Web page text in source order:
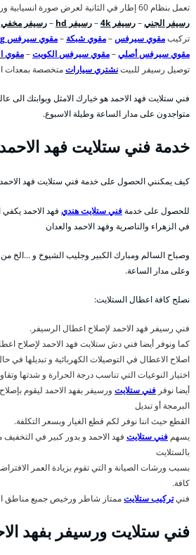
تعمل بنظام 60 إطار في الثانية لعرض صورة انسيابية ورائعة
رسيفر الجني–رسيفر 4k –رسيفر hd –رسيفر مخفي
تركيبمقوي سيرفس–مقوي شبكة –مقوي سيرفس 5g
مقوي سيرفس أصلي–مقوي سيرفس الكويت–مقوي
توصيل رسيفر للبيتنشتري سياراتمتخصصة بمعدات
فني ستلايت فهد الاحمد هو خيارك الامثل وبوابتك الى
متواجدون على مدار الساعة وطيلة الاسبوع.
خدمة فني ستلايت فهد الاحمد
كيف يمكنني الحصول على خدمة فني ستلايت فهد
للحصول على خدمةفني ستلايت هندي فهد الاحمد
في الزهراء والناصرية وفهد الاحمد والعدان
وصباح السالم ومبارك الكبير وجليب الشيوخ و …الخ
وعلى مدار الساعة.
نصلح كافة اعطال الستلايت:
فني رسيفر فهد الاحمد لإصلاح اعطال الرسيفر.
كما ونوفر أيضا فني دش ستلايت فهد الاحمد لإصلاح
اصلاح الاعطال في التوصيلات الكهربائية و تبديلها في
اختيار النوعيات التي تناسب درجة الحرارة و شدتها
أيضا نوفر فني ستلايت ورسيفر بفهد الاحمد ليقوم
البرمجة أو تبديل
القطع حيث اننا نوفر لكم قطع الغيار وبسعر التكلفة.
يسهم فني ستلايت فهد الاحمد و بدور كبير في
بالستلايت
بسبب ورشات الصيانة و التي تقوم بزيادة العمر
كافة.
فنيتركيب ستلايتممتاز شاطر ورخيص جميع مناطق
فني ستلايت ورسيفر بفهد